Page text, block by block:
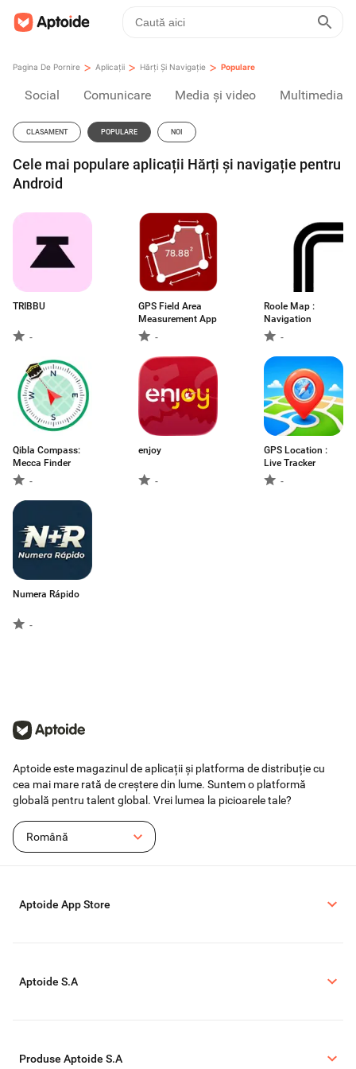
Pagina De Pornire > Aplicații > Hărți Și Navigație > Populare
Social Comunicare Media și video Multimedia
CLASAMENT POPULARE NOI
Cele mai populare aplicații Hărți și navigație pentru
Android
TRIBBU
-
GPS Field Area
Measurement App
-
Roole Map :
Navigation
-
Qibla Compass:
Mecca Finder
-
enjoy
-
GPS Location :
Live Tracker
-
Numera Rápido
-
Aptoide este magazinul de aplicații și platforma de distribuție cu
cea mai mare rată de creștere din lume. Suntem o platformă
globală pentru talent global. Vrei lumea la picioarele tale?
Română
Aptoide App Store
Aptoide S.A
Produse Aptoide S.A